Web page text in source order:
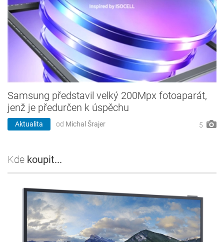
Samsung představil velký 200Mpx fotoaparát,
jenž je předurčen k úspěchu
Aktualita od Michal Šrajer 5
Kde koupit...